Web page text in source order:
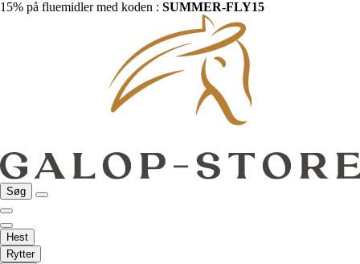
15% på fluemidler med koden : SUMMER-FLY15
Søg
Hest
Rytter